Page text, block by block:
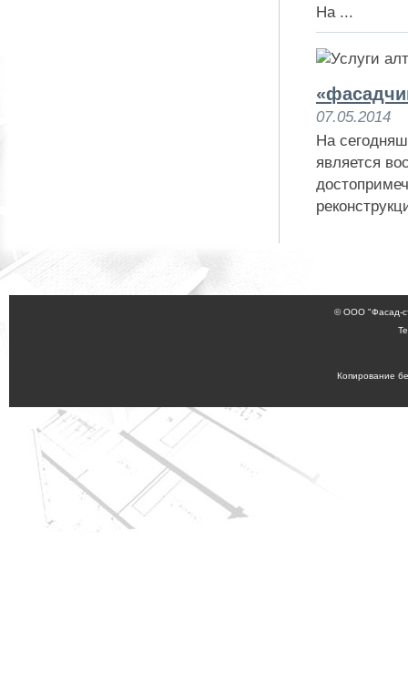
На ...
07.05.2014
На
является
© ООО "Фасад-
Копирование